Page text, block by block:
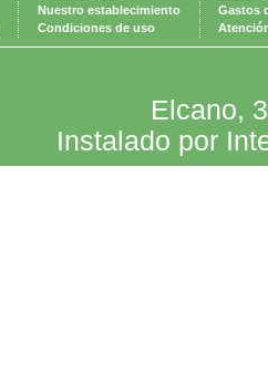
Nuestro establecimiento
Condiciones de uso
Gastos
Elcano,
Instalado por